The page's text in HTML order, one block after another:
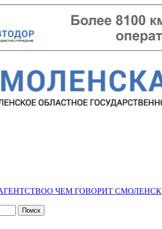
О ЧЕМ ГОВОРИТ СМОЛЕНСК